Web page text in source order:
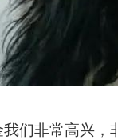
非常高兴，